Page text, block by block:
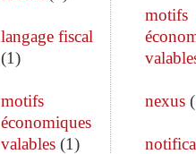
langage fiscal
(1)
motifs
économiques
valables(1)
motifs
nexus(